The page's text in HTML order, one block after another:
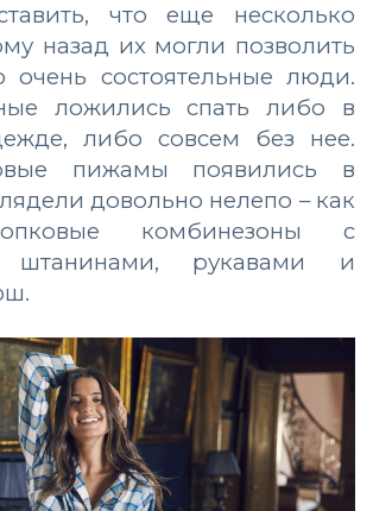
что еще несколько
назад их могли позволить
очень состоятельные люди.
ложились спать либо в
либо совсем без нее.
пижамы появились в
довольно нелепо – как
комбинезоны с
штанинами, рукавами и